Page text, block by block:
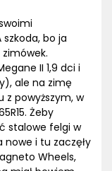
bo ja
II 1,9 dci i
ale na zimę
z powyższym, w
Żeby
stalowe felgi w
nowe i tu zaczęły
Wheels,